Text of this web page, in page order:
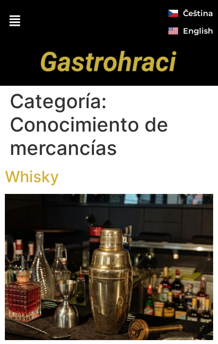
Čeština
English
Categoría:
Conocimiento de
mercancías
Whisky